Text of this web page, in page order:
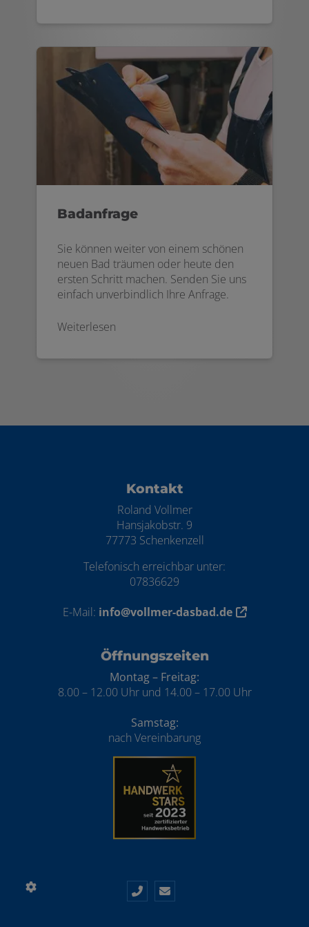
Badanfrage
Sie können weiter von einem schönen
neuen Bad träumen oder heute den
ersten Schritt machen. Senden Sie uns
einfach unverbindlich Ihre Anfrage.
Weiterlesen
Kontakt
Roland Vollmer
Hansjakobstr. 9
77773 Schenkenzell
Telefonisch erreichbar unter:
07836629
E-Mail: info@vollmer-dasbad.de
Öffnungszeiten
Montag – Freitag:
8.00 – 12.00 Uhr und 14.00 – 17.00 Uhr
Samstag:
nach Vereinbarung